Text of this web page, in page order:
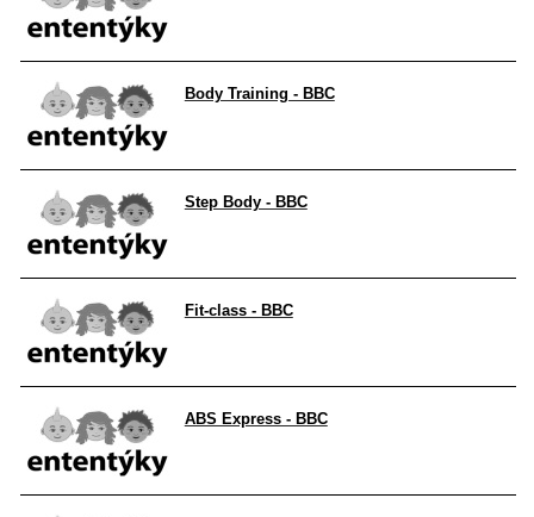
Body Training - BBC
Step Body - BBC
Fit-class - BBC
ABS Express - BBC